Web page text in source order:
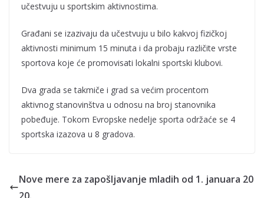
učestvuju u sportskim aktivnostima.
Građani se izazivaju da učestvuju u bilo kakvoj fizičkoj
aktivnosti minimum 15 minuta i da probaju različite vrste
sportova koje će promovisati lokalni sportski klubovi.
Dva grada se takmiče i grad sa većim procentom
aktivnog stanovinštva u odnosu na broj stanovnika
pobeđuje. Tokom Evropske nedelje sporta održaće se 4
sportska izazova u 8 gradova.
Nove mere za zapošljavanje mladih od 1. januara 20